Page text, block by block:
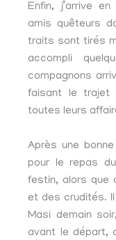
Enfin, j’arrive
amis quêteurs
traits sont tirés
accompli
compagnons
faisant le trajet
toutes leurs
Après une
pour le repas
festin, alors que
et des crudités.
Masi demain
avant le départ,